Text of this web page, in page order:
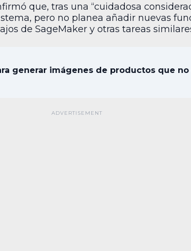
que, tras una “cuidadosa
pero no planea añadir nuevas
de SageMaker y otras tareas
generar imágenes de productos que